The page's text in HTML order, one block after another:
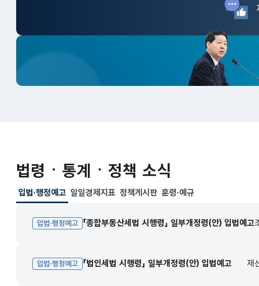
법령ㆍ통계ㆍ정책 소식
입법·행정예고
선택됨
입법·행정예고
입법·행정예고 「종합부동산세법 시행령」 일부개정령(안) 입법예고
입법·행정예고 「법인세법 시행령」 일부개정령(안) 입법예고 재
일일경제지표 정책게시판 훈령·예규